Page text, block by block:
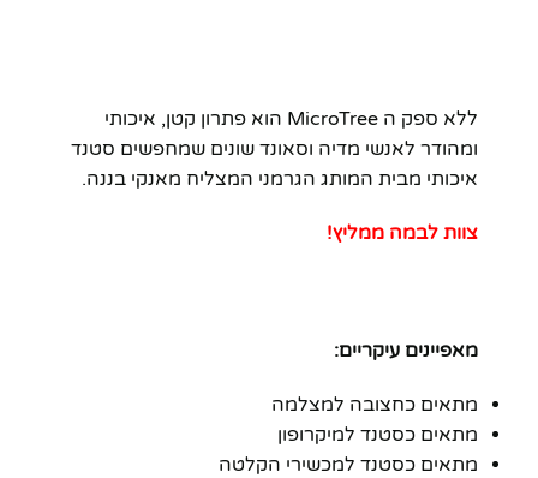
ללא ספק ה MicroTree הוא פתרון קטן, איכותי
ומהודר לאנשי מדיה וסאונד שונים שמחפשים סטנד
איכותי מבית המותג הגרמני המצליח מאנקי בננה.
צוות לבמה ממליץ!
מאפיינים עיקריים:
מתאים כחצובה למצלמה
מתאים כסטנד למיקרופון
מתאים כסטנד למכשירי הקלטה